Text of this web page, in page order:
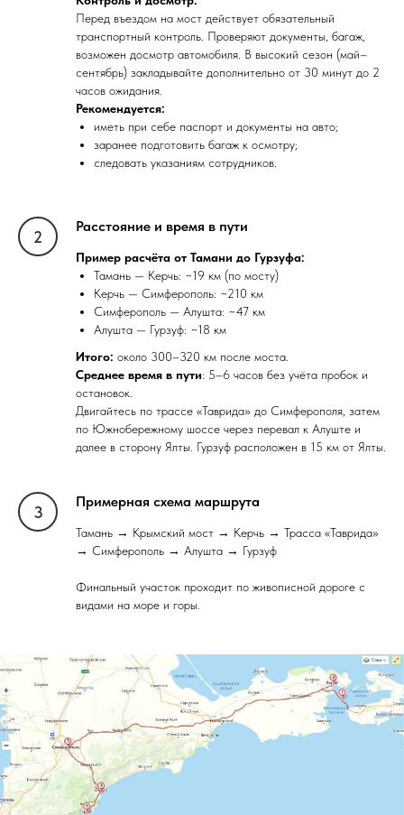
Перед въездом на мост действует обязательный
транспортный контроль. Проверяют документы, багаж,
возможен досмотр автомобиля. В высокий сезон (май–
сентябрь) закладывайте дополнительно от 30 минут до 2
часов ожидания.
Рекомендуется:
иметь при себе паспорт и документы на авто;
заранее подготовить багаж к осмотру;
следовать указаниям сотрудников.
Расстояние и время в пути
Пример расчёта от Тамани до Гурзуфа:
Тамань — Керчь: ~19 км (по мосту)
Керчь — Симферополь: ~210 км
Симферополь — Алушта: ~47 км
Алушта — Гурзуф: ~18 км
Итого: около 300–320 км после моста.
Среднее время в пути: 5–6 часов без учёта пробок и
остановок.
Двигайтесь по трассе «Таврида» до Симферополя, затем
по Южнобережному шоссе через перевал к Алуште и
далее в сторону Ялты. Гурзуф расположен в 15 км от Ялты.
Примерная схема маршрута
Тамань → Крымский мост → Керчь → Трасса «Таврида»
→ Симферополь → Алушта → Гурзуф
Финальный участок проходит по живописной дороге с
видами на море и горы.